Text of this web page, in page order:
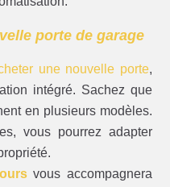
porte de garage
une nouvelle porte,
intégré. Sachez que
en plusieurs modèles.
vous pourrez adapter
vous accompagnera